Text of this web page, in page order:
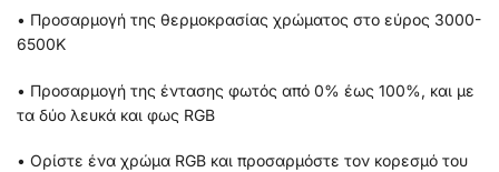
• Προσαρμογή της θερμοκρασίας χρώματος στο εύρος 3000-
6500K
• Προσαρμογή της έντασης φωτός από 0% έως 100%, και με
τα δύο λευκά και φως RGB
• Ορίστε ένα χρώμα RGB και προσαρμόστε τον κορεσμό του